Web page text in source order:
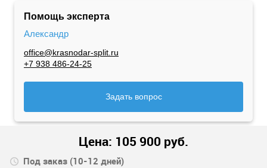
Помощь эксперта
Александр
office@krasnodar-split.ru
+7 938 486-24-25
Задать вопрос
Цена: 105 900 руб.
Под заказ (10-12 дней)